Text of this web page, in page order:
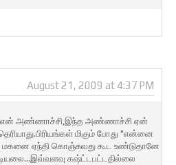
August 21, 2009 at 4:37 PM
என் அண்ணாச்சி,இந்த அண்ணாச்சி ஏன்
மிகும் போது "என்னை
ஏந்தி கொஞ்சுவது கூட உண்டுதானே
கஷ்ட்டபட்டதில்லை